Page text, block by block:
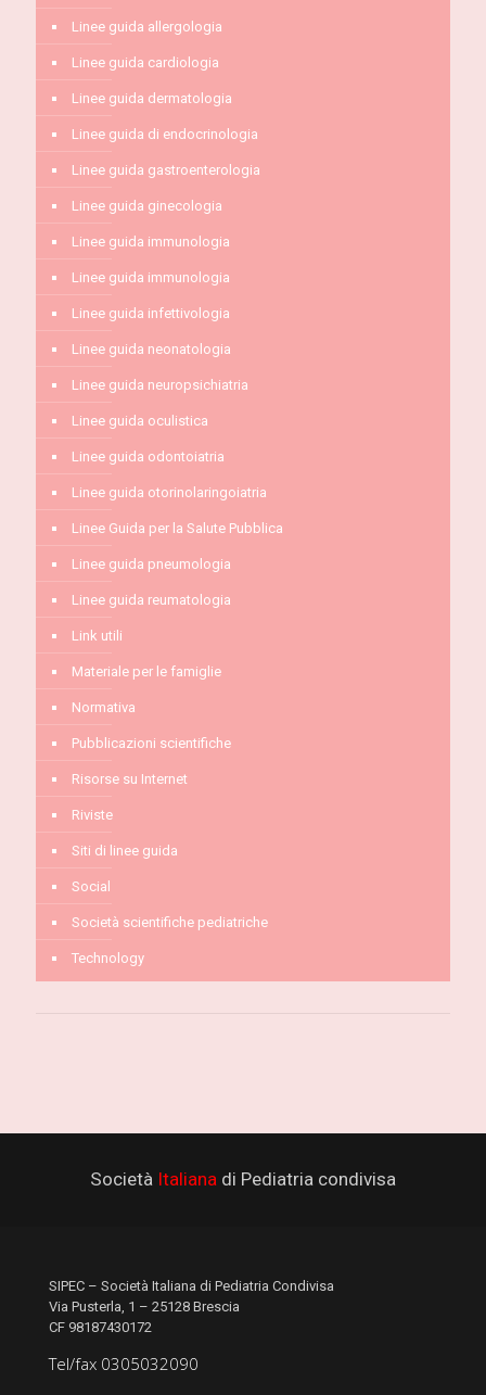
Linee guida allergologia
Linee guida cardiologia
Linee guida dermatologia
Linee guida di endocrinologia
Linee guida gastroenterologia
Linee guida ginecologia
Linee guida immunologia
Linee guida immunologia
Linee guida infettivologia
Linee guida neonatologia
Linee guida neuropsichiatria
Linee guida oculistica
Linee guida odontoiatria
Linee guida otorinolaringoiatria
Linee Guida per la Salute Pubblica
Linee guida pneumologia
Linee guida reumatologia
Link utili
Materiale per le famiglie
Normativa
Pubblicazioni scientifiche
Risorse su Internet
Riviste
Siti di linee guida
Social
Società scientifiche pediatriche
Technology
Società Italiana di Pediatria condivisa
SIPEC – Società Italiana di Pediatria Condivisa
Via Pusterla, 1 – 25128 Brescia
CF 98187430172
Tel/fax 0305032090